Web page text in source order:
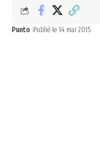
Punto Publié le 14 mai 2015